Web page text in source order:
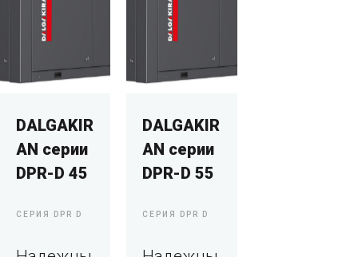
DALGAKIR
AN серии
DPR-D 45
СЕРИЯ DPR D
DALGAKIR
AN серии
DPR-D 55
СЕРИЯ DPR D